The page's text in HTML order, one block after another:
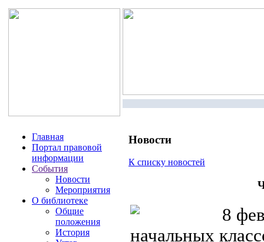
Главная
Портал правовой
информации
События
Новости
Мероприятия
О библиотеке
Общие
положения
История
Новости
К списку новостей
8
начальных